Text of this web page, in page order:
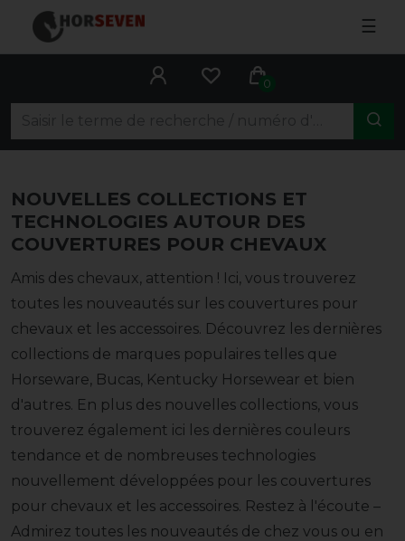
☰
0
NOUVELLES COLLECTIONS ET
TECHNOLOGIES AUTOUR DES
COUVERTURES POUR CHEVAUX
Amis des chevaux, attention ! Ici, vous trouverez
toutes les nouveautés sur les couvertures pour
chevaux et les accessoires. Découvrez les dernières
collections de marques populaires telles que
Horseware, Bucas, Kentucky Horsewear et bien
d'autres. En plus des nouvelles collections, vous
trouverez également ici les dernières couleurs
tendance et de nombreuses technologies
nouvellement développées pour les couvertures
pour chevaux et les accessoires. Restez à l'écoute –
Admirez toutes les nouveautés de chez vous ou en